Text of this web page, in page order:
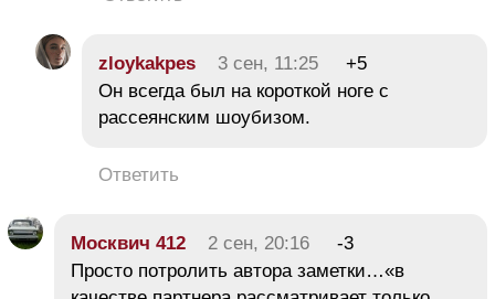
zloykakpes 3 сен, 11:25
+5
Он всегда был на короткой ноге с
рассеянским шоубизом.
Ответить
Москвич 412 2 сен, 20:16
-3
Просто потролить автора заметки…«в